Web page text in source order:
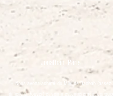
Jonathan, Paris
« Nous avons acheté du Miel de Baobab (assez
difficile à trouver) et sommes entièrement conquis